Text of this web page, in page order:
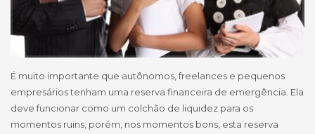
É muito importante que autônomos, freelances e pequenos
empresários tenham uma reserva financeira de emergência. Ela
deve funcionar como um colchão de liquidez para os
momentos ruins, porém, nos momentos bons, esta reserva